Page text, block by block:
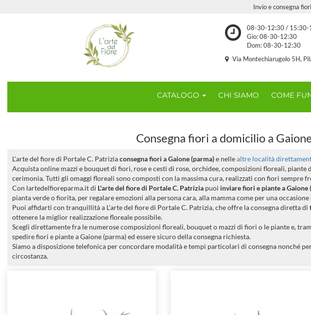
Invio e consegna
08-30-12:30 / 15:30-
Gio: 08-30-12:30
Dom: 08-30-12:30
Via Montechiarugolo 5H,
CATALOGO CHI SIAMO COME
Consegna fiori a domicilio a
L'arte del fiore di Portale C. Patriziaconsegna fiori a Gaione (parma)e nellealtre località
Acquista online mazzi e bouquet di fiori, rose e cesti di rose, orchidee, composizioni floreali,
cerimonia. Tutti gli omaggi floreali sono composti con la massima cura, realizzati con fiori sempre
Con lartedelfioreparma.it di L'arte del fiore di Portale C. Patrizia puoi inviare fiori e piante a Gaione
pianta verde o fiorita, per regalare emozioni alla persona cara, alla mamma come per una
Puoi affidarti con tranquillità a L'arte del fiore di Portale C. Patrizia, che offre la consegna diretta di
ottenere la miglior realizzazione floreale possibile.
Scegli direttamente fra le numerose composizioni floreali, bouquet o mazzi di fiori o le piante e,
spedire fiori e piante a Gaione (parma) ed essere sicuro della consegna richiesta.
Siamo a disposizione telefonica per concordare modalità e tempi particolari di consegna nonché
circostanza.